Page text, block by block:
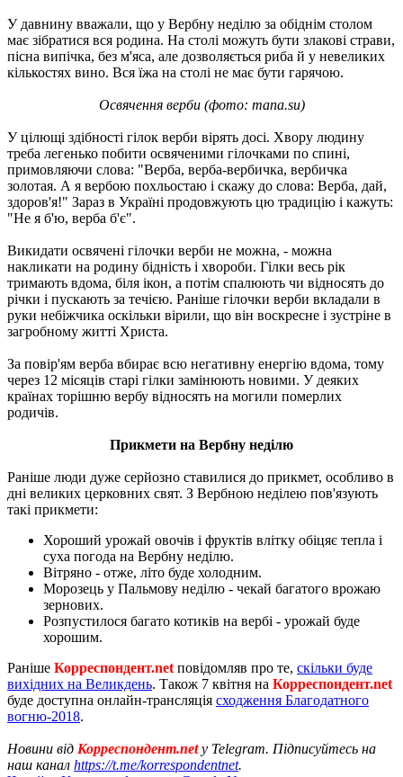
У давнину вважали, що у Вербну неділю за обіднім столом
має зібратися вся родина. На столі можуть бути злакові страви,
пісна випічка, без м'яса, але дозволяється риба й у невеликих
кількостях вино. Вся їжа на столі не має бути гарячою.
Освячення верби (фото: mana.su)
У цілющі здібності гілок верби вірять досі. Хвору людину
треба легенько побити освяченими гілочками по спині,
примовляючи слова: "Верба, верба-вербичка, вербичка
золотая. А я вербою похльостаю і скажу до слова: Верба, дай,
здоров'я!" Зараз в Україні продовжують цю традицію і кажуть:
"Не я б'ю, верба б'є".
Викидати освячені гілочки верби не можна, - можна
накликати на родину бідність і хвороби. Гілки весь рік
тримають вдома, біля ікон, а потім спалюють чи відносять до
річки і пускають за течією. Раніше гілочки верби вкладали в
руки небіжчика оскільки вірили, що він воскресне і зустріне в
загробному житті Христа.
За повір'ям верба вбирає всю негативну енергію вдома, тому
через 12 місяців старі гілки замінюють новими. У деяких
країнах торішню вербу відносять на могили померлих
родичів.
Прикмети на Вербну неділю
Раніше люди дуже серйозно ставилися до прикмет, особливо в
дні великих церковних свят. З Вербною неділею пов'язують
такі прикмети:
Хороший урожай овочів і фруктів влітку обіцяє тепла і
суха погода на Вербну неділю.
Вітряно - отже, літо буде холодним.
Морозець у Пальмову неділю - чекай багатого врожаю
зернових.
Розпустилося багато котиків на вербі - урожай буде
хорошим.
Раніше Корреспондент.net повідомляв про те, скільки буде
вихідних на Великдень. Також 7 квітня на Корреспондент.net
буде доступна онлайн-трансляція сходження Благодатного
вогню-2018.
Новини від Корреспондент.netу Telegram. Підписуйтесь на
наш канал https://t.me/korrespondentnet.